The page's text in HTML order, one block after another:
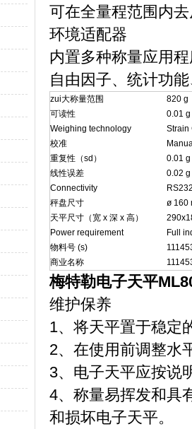
可在全量程范围内
环境适配器
内置多种称量应用
自由因子、统计功
zui大称量范围
820 g
可读性
0.01 g
Weighing technology
Strain
校准
重复性（sd）
0.01 g
线性误差
0.02 g
Connectivity
秤盘尺寸
ø 160
天平尺寸（宽 x 深 x 高）
Power requirement
Full
物料号 (s)
商业名称
梅特勒电子天平
维护保养
1、将天平置于稳定
2、在使用前调整水
3、电子天平应按说
4、称量易挥发和具
和损坏电子天平。